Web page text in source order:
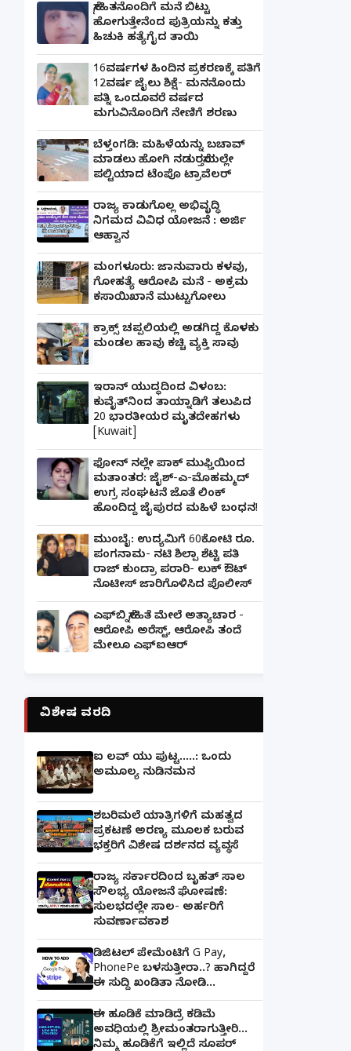
ಸ್ನೇಹಿತನೊಂದಿಗೆ ಮನೆ ಬಿಟ್ಟು
ಹೋಗುತ್ತೇನೆಂದ ಪುತ್ರಿಯನ್ನು ಕತ್ತು
ಹಿಚುಕಿ ಹತ್ಯೆಗೈದ ತಾಯಿ
16ವರ್ಷಗಳ ಹಿಂದಿನ ಪ್ರಕರಣಕ್ಕೆ ಪತಿಗೆ
12ವರ್ಷ ಜೈಲು ಶಿಕ್ಷೆ- ಮನನೊಂದು
ಪತ್ನಿ ಒಂದೂವರೆ ವರ್ಷದ
ಮಗುವಿನೊಂದಿಗೆ ನೇಣಿಗೆ ಶರಣು
ಬೆಳ್ತಂಗಡಿ: ಮಹಿಳೆಯನ್ನು ಬಚಾವ್
ಮಾಡಲು ಹೋಗಿ ನಡುರಸ್ತೆಯಲ್ಲೇ
ಪಲ್ಟಿಯಾದ ಟೆಂಪೊ ಟ್ರಾವೆಲರ್
ರಾಜ್ಯ ಕಾಡುಗೊಲ್ಲ ಅಭಿವೃದ್ಧಿ
ನಿಗಮದ ವಿವಿಧ ಯೋಜನೆ : ಅರ್ಜಿ
ಆಹ್ವಾನ
ಮಂಗಳೂರು: ಜಾನುವಾರು ಕಳವು,
ಗೋಹತ್ಯೆ ಆರೋಪಿ ಮನೆ - ಅಕ್ರಮ
ಕಸಾಯಿಖಾನೆ ಮುಟ್ಟುಗೋಲು
ಕ್ರಾಕ್ಸ್ ಚಪ್ಪಲಿಯಲ್ಲಿ ಅಡಗಿದ್ದ ಕೊಳಕು
ಮಂಡಲ ಹಾವು ಕಚ್ಚಿ ವ್ಯಕ್ತಿ ಸಾವು
ಇರಾನ್ ಯುದ್ಧದಿಂದ ವಿಳಂಬ:
ಕುವೈತ್‌ನಿಂದ ತಾಯ್ನಾಡಿಗೆ ತಲುಪಿದ
20 ಭಾರತೀಯರ ಮೃತದೇಹಗಳು
[Kuwait]
ಫೋನ್ ನಲ್ಲೇ ಪಾಕ್ ಮುಫ್ತಿಯಿಂದ
ಮತಾಂತರ: ಜೈಶ್-ಎ-ಮೊಹಮ್ಮದ್
ಉಗ್ರ ಸಂಘಟನೆ ಜೊತೆ ಲಿಂಕ್
ಹೊಂದಿದ್ದ ಜೈಪುರದ ಮಹಿಳೆ ಬಂಧನ!
ಮುಂಬೈ: ಉದ್ಯಮಿಗೆ 60ಕೋಟಿ ರೂ.
ಪಂಗನಾಮ- ನಟಿ ಶಿಲ್ಪಾ ಶೆಟ್ಟಿ ಪತಿ
ರಾಜ್ ಕುಂದ್ರಾ ಪರಾರಿ- ಲುಕ್ ಔಟ್
ನೊಟೀಸ್ ಜಾರಿಗೊಳಿಸಿದ ಪೊಲೀಸ್
ಎಫ್‌ಬಿ ಸ್ನೇಹಿತೆ ಮೇಲೆ ಅತ್ಯಾಚಾರ -
ಆರೋಪಿ ಅರೆಸ್ಟ್, ಆರೋಪಿ ತಂದೆ
ಮೇಲೂ ಎಫ್ಐಆರ್
ವಿಶೇಷ ವರದಿ
ಐ ಲವ್ ಯು ಪುಟ್ಟ.....: ಒಂದು
ಅಮೂಲ್ಯ ನುಡಿನಮನ
ಶಬರಿಮಲೆ ಯಾತ್ರಿಗಳಿಗೆ ಮಹತ್ವದ
ಪ್ರಕಟಣೆ ಅರಣ್ಯ ಮೂಲಕ ಬರುವ
ಭಕ್ತರಿಗೆ ವಿಶೇಷ ದರ್ಶನದ ವ್ಯವಸ್ಥೆ
ರಾಜ್ಯ ಸರ್ಕಾರದಿಂದ ಬೃಹತ್ ಸಾಲ
ಸೌಲಭ್ಯ ಯೋಜನೆ ಘೋಷಣೆ:
ಸುಲಭದಲ್ಲೇ ಸಾಲ- ಅರ್ಹರಿಗೆ
ಸುವರ್ಣಾವಕಾಶ
ಡಿಜಿಟಲ್ ಪೇಮೆಂಟಿಗೆ G Pay,
PhonePe ಬಳಸುತ್ತೀರಾ..? ಹಾಗಿದ್ದರೆ
ಈ ಸುದ್ದಿ ಖಂಡಿತಾ ನೋಡಿ...
ಈ ಹೂಡಿಕೆ ಮಾಡಿದ್ರೆ ಕಡಿಮೆ
ಅವಧಿಯಲ್ಲಿ ಶ್ರೀಮಂತರಾಗುತ್ತೀರಿ...
ನಿಮ್ಮ ಹೂಡಿಕೆಗೆ ಇಲ್ಲಿದೆ ಸೂಪರ್